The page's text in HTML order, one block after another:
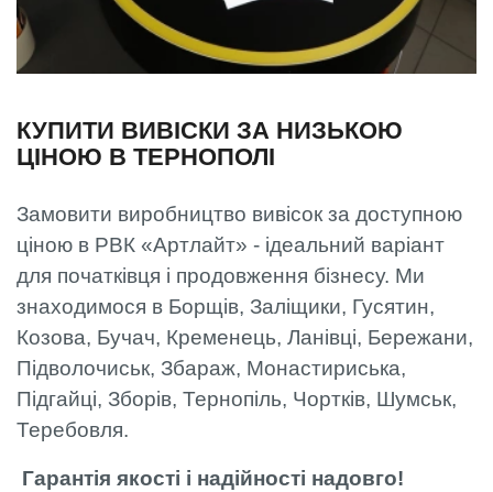
КУПИТИ ВИВІСКИ ЗА НИЗЬКОЮ
ЦІНОЮ В ТЕРНОПОЛІ
Замовити виробництво вивісок за доступною
ціною в РВК «Артлайт» - ідеальний варіант
для початківця і продовження бізнесу. Ми
знаходимося в Борщів, Заліщики, Гусятин,
Козова, Бучач, Кременець, Ланівці, Бережани,
Підволочиськ, Збараж, Монастириська,
Підгайці, Зборів, Тернопіль, Чортків, Шумськ,
Теребовля.
Гарантія якості і надійності надовго!